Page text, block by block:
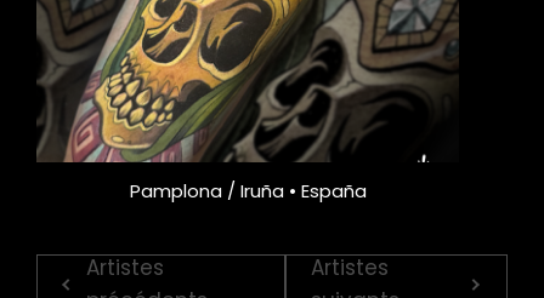
Pamplona / Iruña • España
Artistes
Artistes